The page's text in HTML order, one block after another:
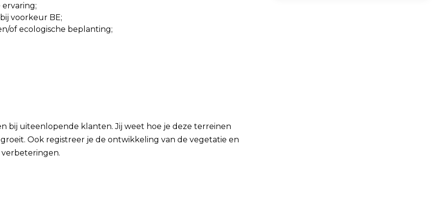
voorkeur BE;
of ecologische beplanting;
bij uiteenlopende klanten. Jij weet hoe je deze terreinen
Ook registreer je de ontwikkeling van de vegetatie en